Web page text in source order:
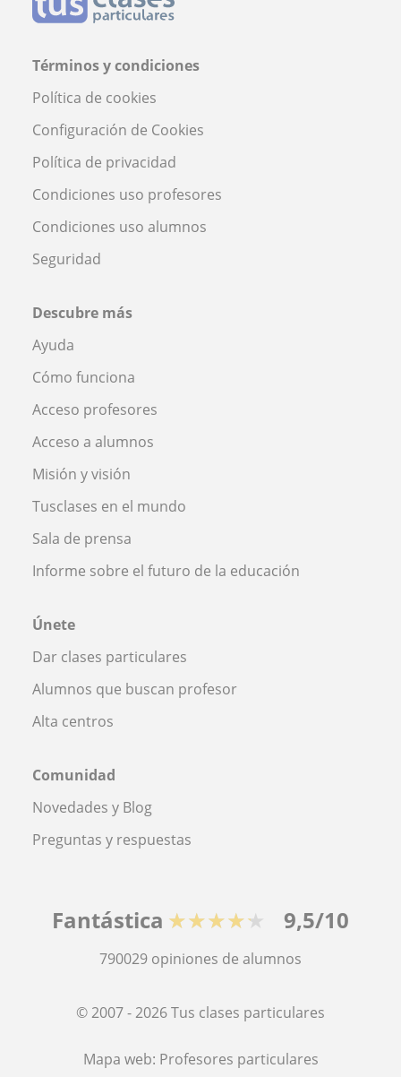
Términos y condiciones
Política de cookies
Configuración de Cookies
Política de privacidad
Condiciones uso profesores
Condiciones uso alumnos
Seguridad
Descubre más
Ayuda
Cómo funciona
Acceso profesores
Acceso a alumnos
Misión y visión
Tusclases en el mundo
Sala de prensa
Informe sobre el futuro de la educación
Únete
Dar clases particulares
Alumnos que buscan profesor
Alta centros
Comunidad
Novedades y Blog
Preguntas y respuestas
Fantástica ★★★★★ 9,5/10
790029 opiniones de alumnos
© 2007 - 2026 Tus clases particulares
Mapa web: Profesores particulares